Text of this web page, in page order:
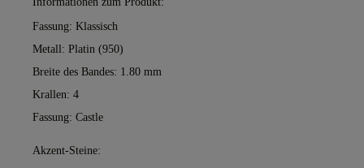
Fassung: Klassisch
Metall: Platin (950)
Breite des Bandes: 1.80 mm
Krallen: 4
Fassung: Castle
Akzent-Steine: